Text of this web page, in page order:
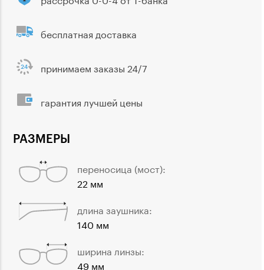
РАЗМЕРЫ
переносица (мост):
22 мм
длина заушника:
140 мм
ширина линзы:
49 мм
бесплатная доставка
принимаем заказы 24/7
гарантия лучшей цены